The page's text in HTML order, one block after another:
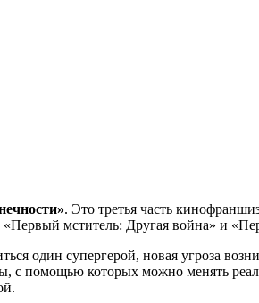
. Это третья часть
мститель: Другая война» и
один супергерой, новая угроза
с помощью которых можно менять